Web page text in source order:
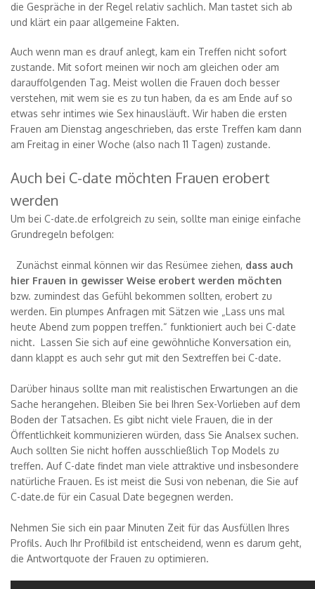
die Gespräche in der Regel relativ sachlich. Man tastet sich ab
und klärt ein paar allgemeine Fakten.
Auch wenn man es drauf anlegt, kam ein Treffen nicht sofort
zustande. Mit sofort meinen wir noch am gleichen oder am
darauffolgenden Tag. Meist wollen die Frauen doch besser
verstehen, mit wem sie es zu tun haben, da es am Ende auf so
etwas sehr intimes wie Sex hinausläuft. Wir haben die ersten
Frauen am Dienstag angeschrieben, das erste Treffen kam dann
am Freitag in einer Woche (also nach 11 Tagen) zustande.
Auch bei C-date möchten Frauen erobert
werden
Um bei C-date.de erfolgreich zu sein, sollte man einige einfache
Grundregeln befolgen:
Zunächst einmal können wir das Resümee ziehen, dass auch
hier Frauen in gewisser Weise erobert werden möchten
bzw. zumindest das Gefühl bekommen sollten, erobert zu
werden. Ein plumpes Anfragen mit Sätzen wie „Lass uns mal
heute Abend zum poppen treffen.“ funktioniert auch bei C-date
nicht. Lassen Sie sich auf eine gewöhnliche Konversation ein,
dann klappt es auch sehr gut mit den Sextreffen bei C-date.
Darüber hinaus sollte man mit realistischen Erwartungen an die
Sache herangehen. Bleiben Sie bei Ihren Sex-Vorlieben auf dem
Boden der Tatsachen. Es gibt nicht viele Frauen, die in der
Öffentlichkeit kommunizieren würden, dass Sie Analsex suchen.
Auch sollten Sie nicht hoffen ausschließlich Top Models zu
treffen. Auf C-date findet man viele attraktive und insbesondere
natürliche Frauen. Es ist meist die Susi von nebenan, die Sie auf
C-date.de für ein Casual Date begegnen werden.
Nehmen Sie sich ein paar Minuten Zeit für das Ausfüllen Ihres
Profils. Auch Ihr Profilbild ist entscheidend, wenn es darum geht,
die Antwortquote der Frauen zu optimieren.